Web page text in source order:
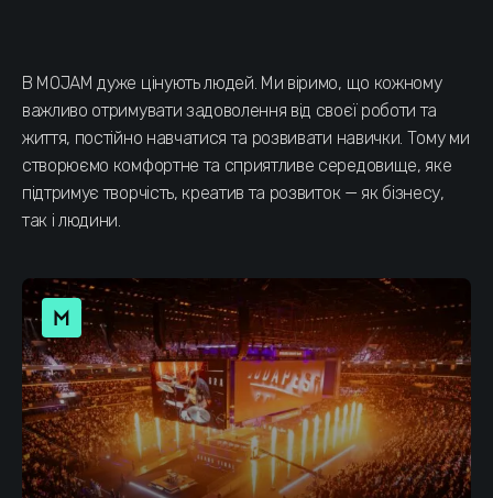
В MOJAM дуже цінують людей. Ми віримо, що кожному
важливо отримувати задоволення від своєї роботи та
життя, постійно навчатися та розвивати навички. Тому ми
створюємо комфортне та сприятливе середовище, яке
підтримує творчість, креатив та розвиток — як бізнесу,
так і людини.